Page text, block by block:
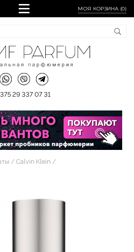
МОЯ КОРЗИНА (0)
29 337 07 31
Calvin Klein